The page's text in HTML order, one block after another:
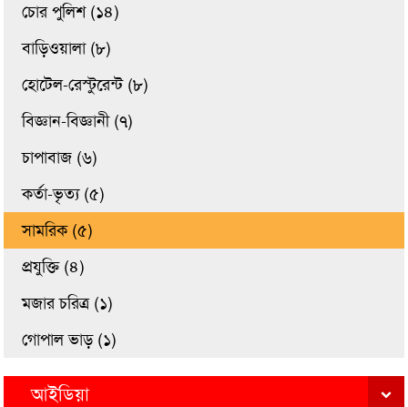
চোর পুলিশ (১৪)
বাড়িওয়ালা (৮)
হোটেল-রেস্টুরেন্ট (৮)
বিজ্ঞান-বিজ্ঞানী (৭)
চাপাবাজ (৬)
কর্তা-ভৃত্য (৫)
সামরিক (৫)
প্রযুক্তি (৪)
মজার চরিত্র (১)
গোপাল ভাড় (১)
আইডিয়া